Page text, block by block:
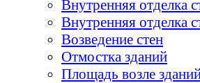
Внутренняя отделка
Внутренняя отделка
Возведение стен
Отмостка зданий
Площадь возле